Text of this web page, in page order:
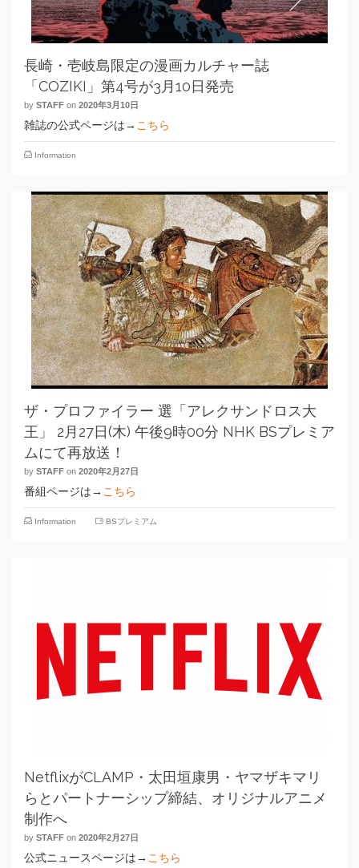
長崎・壱岐島限定の漫画カルチャー誌
「COZIKI」第4号が3月10日発売
by STAFF on 2020年3月10日
雑誌の公式ページは→ こちら
Information
ザ・プロファイラー 選「アレクサンドロス大
王」 2月27日(木) 午後9時00分 NHK BSプレミア
ムにて再放送！
by STAFF on 2020年2月27日
番組ページは→ こちら
Information BSプレミアム
NetflixがCLAMP・太田垣康男・ヤマザキマリ
らとパートナーシップ締結、オリジナルアニメ
制作へ
by STAFF on 2020年2月27日
公式ニュースページは→ こちら